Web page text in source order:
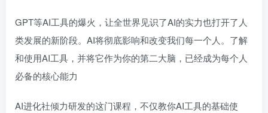
GPT等AI工具的爆火，让全世界见识了AI的实力也打开了人
类发展的新阶段。AI将彻底影响和改变我们每一个人。了解
和使用AI工具，并将它作为你的第二大脑，已经成为每个人
必备的核心能力
AI进化社倾力研发的这门课程，不仅教你AI工具的基础使